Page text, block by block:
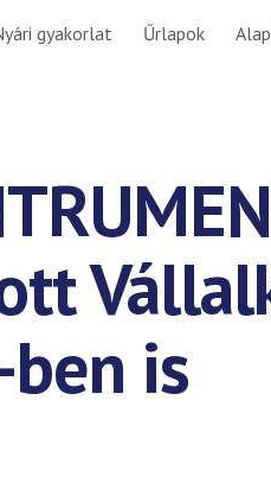
Skip to
gyakorlat Űrlapok
is